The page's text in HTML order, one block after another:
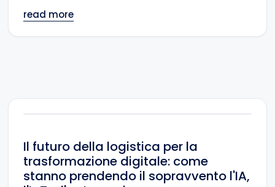
read more
Il futuro della logistica per la
trasformazione digitale: come
stanno prendendo il sopravvento l'IA,